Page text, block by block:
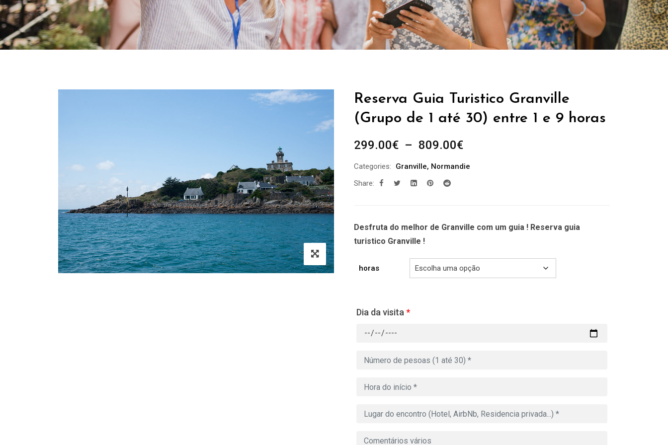
Reserva Guia Turistico Granville
(Grupo de 1 até 30) entre 1 e 9 horas
299.00€ – 809.00€Plage
prix :
Categories: Granville, Normandie
Share:
Desfruta do melhor de Granville com um guia ! Reserva guia
turistico Granville !
horas
Dia da visita *